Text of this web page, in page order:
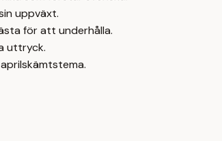
uppväxt.
för att underhålla.
uttryck.